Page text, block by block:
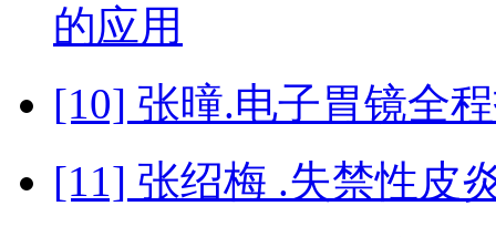
的应用
[10] 张曈.电子胃镜全
[11] 张绍梅 .失禁性皮